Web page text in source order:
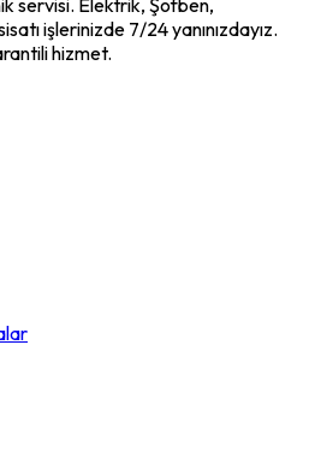
işlerinizde 7/24 yanınızdayız.
hizmet.